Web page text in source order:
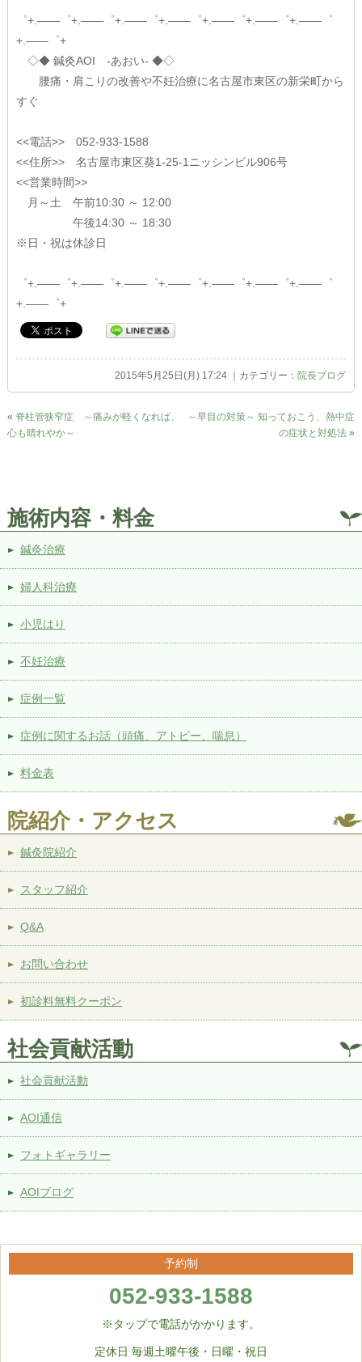
゜+.――゜+.――゜+.――゜+.――゜+.――゜+.――゜+.――゜
+.――゜+
◇◆ 鍼灸AOI -あおい- ◆◇
腰痛・肩こりの改善や不妊治療に名古屋市東区の新栄町から
すぐ
<<電話>> 052-933-1588
<<住所>> 名古屋市東区葵1-25-1ニッシンビル906号
<<営業時間>>
月～土 午前10:30 ～ 12:00
午後14:30 ～ 18:30
※日・祝は休診日
゜+.――゜+.――゜+.――゜+.――゜+.――゜+.――゜+.――゜
+.――゜+
2015年5月25日(月) 17:24 ｜カテゴリー： 院長ブログ
« 脊柱管狭窄症 ～痛みが軽くなれば、
心も晴れやか～
～早目の対策～ 知っておこう、熱中症
の症状と対処法»
施術内容・料金
鍼灸治療
婦人科治療
小児はり
不妊治療
症例一覧
症例に関するお話（頭痛、アトピー、喘息）
料金表
院紹介・アクセス
鍼灸院紹介
スタッフ紹介
Q&A
お問い合わせ
初診料無料クーポン
社会貢献活動
社会貢献活動
AOI通信
フォトギャラリー
AOIブログ
予約制
052-933-1588
※タップで電話がかかります。
定休日 毎週土曜午後・日曜・祝日